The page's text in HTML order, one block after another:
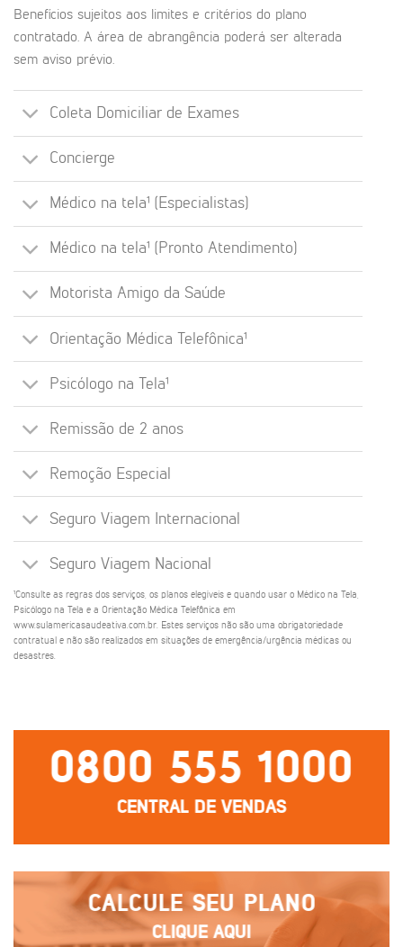
Benefícios sujeitos aos limites e critérios do plano
contratado. A área de abrangência poderá ser alterada
sem aviso prévio.
Coleta Domiciliar de Exames
Concierge
Médico na tela¹ (Especialistas)
Médico na tela¹ (Pronto Atendimento)
Motorista Amigo da Saúde
Orientação Médica Telefônica¹
Psicólogo na Tela¹
Remissão de 2 anos
Remoção Especial
Seguro Viagem Internacional
Seguro Viagem Nacional
¹Consulte as regras dos serviços, os planos elegíveis e quando usar o Médico na Tela,
Psicólogo na Tela e a Orientação Médica Telefônica em
www.sulamericasaudeativa.com.br. Estes serviços não são uma obrigatoriedade
contratual e não são realizados em situações de emergência/urgência médicas ou
desastres.
0800 555 1000
CENTRAL DE VENDAS
CALCULE SEU PLANO
CLIQUE AQUI